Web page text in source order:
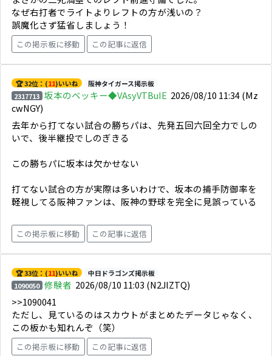
なぜ右打者でライトよりレフトの方が浅いの？
誤魔化さず猛省しましょう！
この掲示板に移動 この記事に返信
🏆 32位：(11)いいね
阪神タイガース掲示板
2317713 坂本のベッキー◆VAsyVTBuIE 2026/08/10 11:34(Mz
cwNGY)
去年から打てない試合の勝ちパは、先発五回六回全力でしの
いで、後半継投でしのぎきる
この勝ちパに坂本は欠かせない
打てない試合の方が実際は多いわけで、坂本の捕手防御率を
軽視してる阪神ファンは、阪神の野球を完全に見誤っている
この掲示板に移動 この記事に返信
🏆 33位：(11)いいね
中日ドラゴンズ掲示板
1090050 修験者 2026/08/10 11:03 (N2JlZTQ)
>>1090041
ただし、見ているのはスカウトがまとめたデータじゃなく、
この板かも知れんぞ（笑）
この掲示板に移動 この記事に返信